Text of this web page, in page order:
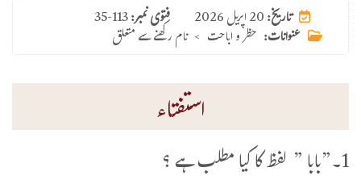
فتوی نمبر:35-113 تاریخ:20 اپریل 2026
عنوانات: حظر و اباحت > نام رکھنے سے متعلق
استفتاء
1۔”بابا ” لفظ کا کیا مطلب ہے ؟